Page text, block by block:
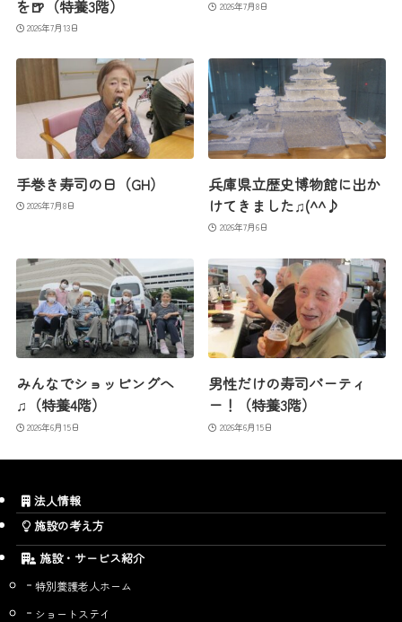
を🍺（特養3階）
2026年7月13日
2026年7月8日
手巻き寿司の日（GH）
2026年7月8日
兵庫県立歴史博物館に出か
けてきました♫(^^♪
2026年7月6日
みんなでショッピングへ
♫（特養4階）
2026年6月15日
男性だけの寿司パーティ
ー！（特養3階）
2026年6月15日
法人情報
施設の考え方
施設・サービス紹介
特別養護老人ホーム
ショートステイ